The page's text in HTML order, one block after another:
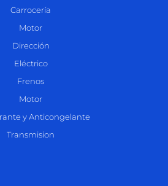
Carrocería
Motor
Dirección
Eléctrico
Frenos
Motor
y Anticongelante
Transmision